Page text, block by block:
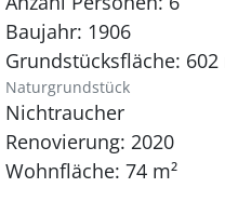
Baujahr: 1906
Grundstücksfläche: 602
Naturgrundstück
Nichtraucher
Renovierung: 2020
Wohnfläche: 74 m²